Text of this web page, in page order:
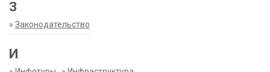
З
» Законодательство
И